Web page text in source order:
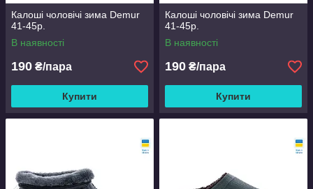
Калоші чоловічі зима Demur
41-45р.
В наявності
190 ₴/пара
Купити
Калоші чоловічі зима Demur
41-45р.
В наявності
190 ₴/пара
Купити